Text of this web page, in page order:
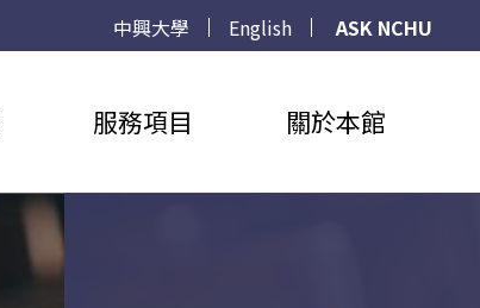
中興大學 English
ASK NCHU
服務項目 關於本館